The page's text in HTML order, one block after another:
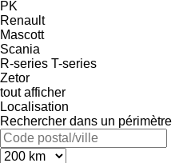
PK
Renault
Mascott
Scania
R-series T-series
Zetor
tout afficher
Localisation
Rechercher dans un périmètre